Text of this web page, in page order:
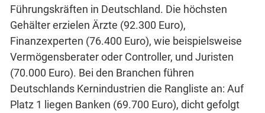
Führungskräften in Deutschland. Die höchsten
Gehälter erzielen Ärzte (92.300 Euro),
Finanzexperten (76.400 Euro), wie beispielsweise
Vermögensberater oder Controller, und Juristen
(70.000 Euro). Bei den Branchen führen
Deutschlands Kernindustrien die Rangliste an: Auf
Platz 1 liegen Banken (69.700 Euro), dicht gefolgt